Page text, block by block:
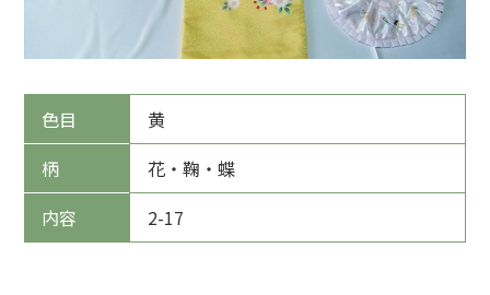
色目
黄
柄
花・鞠・蝶
内容
2-17